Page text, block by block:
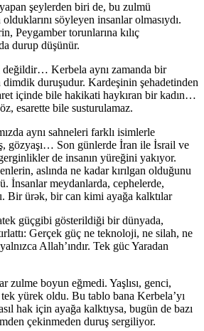
şeylerden biri de, bu zulmü
söyleyen insanlar olmasıydı.
Peygamber torunlarına kılıç
durup düşünür.
değildir… Kerbela aynı zamanda bir
duruşudur. Kardeşinin şehadetinden
içinde bile hakikati haykıran bir kadın…
esarette bile susturulamaz.
aynı sahneleri farklı isimlerle
gözyaşı… Son günlerde İran ile İsrail ve
de insanın yüreğini yakıyor.
aslında ne kadar kırılgan olduğunu
İnsanlar meydanlarda, cephelerde,
Bir ürək, bir can kimi ayağa kalktılar
güçgibi gösterildiği bir dünyada,
Gerçek güç ne teknoloji, ne silah, ne
Allah’ındır. Tek güc Yaradan
zulme boyun eğmedi. Yaşlısı, genci,
yürek oldu. Bu tablo bana Kerbela’yı
hak için ayağa kalktıysa, bugün de bazı
çekinmeden duruş sergiliyor.